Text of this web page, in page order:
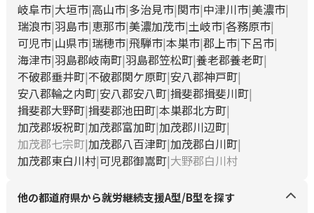
岐阜市 大垣市 高山市 多治見市 関市 中津川市 美濃市
瑞浪市 羽島市 恵那市 美濃加茂市 土岐市 各務原市
可児市 山県市 瑞穂市 飛騨市 本巣市 郡上市 下呂市
海津市 羽島郡岐南町 羽島郡笠松町 養老郡養老町
不破郡垂井町 不破郡関ケ原町 安八郡神戸町
安八郡輪之内町 安八郡安八町 揖斐郡揖斐川町
揖斐郡大野町 揖斐郡池田町 本巣郡北方町
加茂郡坂祝町 加茂郡富加町 加茂郡川辺町
加茂郡七宗町 加茂郡八百津町 加茂郡白川町
加茂郡東白川村 可児郡御嵩町 大野郡白川村
他の都道府県から就労継続支援A型/B型を探す